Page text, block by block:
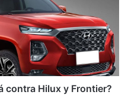
contra Hilux y Frontier?